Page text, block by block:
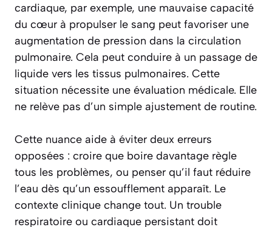
cardiaque, par exemple, une mauvaise capacité
du cœur à propulser le sang peut favoriser une
augmentation de pression dans la circulation
pulmonaire. Cela peut conduire à un passage de
liquide vers les tissus pulmonaires. Cette
situation nécessite une évaluation médicale. Elle
ne relève pas d’un simple ajustement de routine.
Cette nuance aide à éviter deux erreurs
opposées : croire que boire davantage règle
tous les problèmes, ou penser qu’il faut réduire
l’eau dès qu’un essoufflement apparaît. Le
contexte clinique change tout. Un trouble
respiratoire ou cardiaque persistant doit